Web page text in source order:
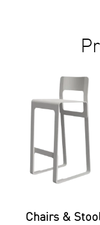
Chairs &